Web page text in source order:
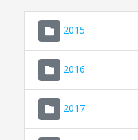
2015
2016
2017